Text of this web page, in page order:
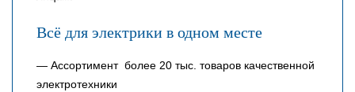
Всё для электрики в одном месте
— Ассортимент более 20 тыс. товаров качественной
электротехники